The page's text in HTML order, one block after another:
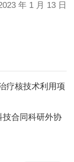
年 1 月 13 日
疗核技术利用项
技合同科研外协